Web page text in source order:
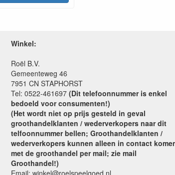
Winkel:
Roël B.V.
Gemeenteweg 46
7951 CN STAPHORST
Tel: 0522-461697 (Dit telefoonnummer is enkel
bedoeld voor consumenten!)
(Het wordt niet op prijs gesteld in geval
groothandelklanten / wederverkopers naar dit
telfoonnummer bellen; Groothandelklanten /
wederverkopers kunnen alleen in contact
met de groothandel per mail; zie mail
Groothandel!)
Email: winkel@roelspeelgoed.nl